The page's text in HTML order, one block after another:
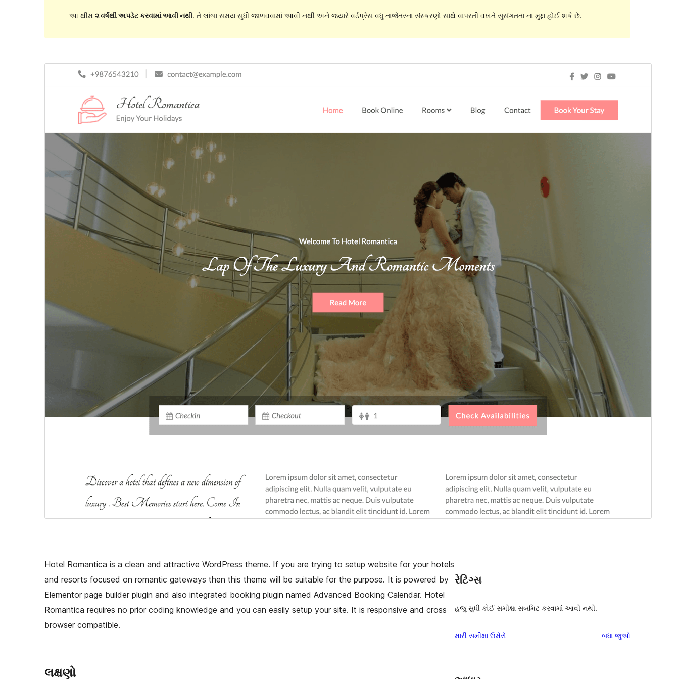
આ થીમ ૨ વર્ષથી અપડેટ કરવામાં આવી નથી. તે લાંબા સમય સુધી જાળવવામાં આવી નથી અને જ્યારે વર્ડપ્રેસ વધુ તાજેતરના સંસ્કરણો સાથે વાપરતી વખતે સુસંગતતા ના મુદ્દા હોઈ શકે છે.
ફેબ્રુવારી 28,2020
Active installations
Hotel Romantica is a clean and attractive WordPress theme. If you are trying to setup website for your hotels
and resorts focused on romantic gateways then this theme will be suitable for the purpose. It is powered by
Elementor page builder plugin and also integrated booking plugin named Advanced Booking Calendar. Hotel
Romantica requires no prior coding knowledge and you can easily setup your site. It is responsive and cross
browser compatible.
લક્ષણો
રેટિંગ્સ
હજુ સુધી કોઈ સમીક્ષા સબમિટ કરવામાં આવી નથી.
મારી સમીક્ષા ઉમેરો બધા સમીક્ષાઓ
જુઓ